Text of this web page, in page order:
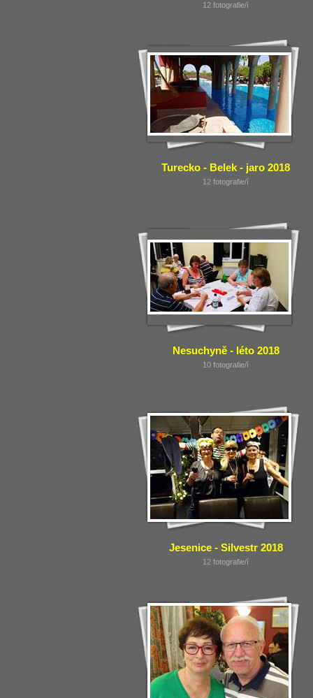
12 fotografie/í
Turecko - Belek - jaro 2018
12 fotografie/í
Nesuchyně - léto 2018
10 fotografie/í
Jesenice - Silvestr 2018
12 fotografie/í